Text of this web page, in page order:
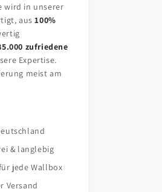
wird in unserer
aus100%
zufriedene
Expertise.
meist am
& langlebig
jede Wallbox
Versand